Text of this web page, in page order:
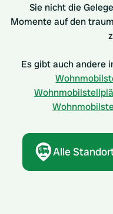
Sie nicht die
Momente auf den
Es gibt auch andere
Alle